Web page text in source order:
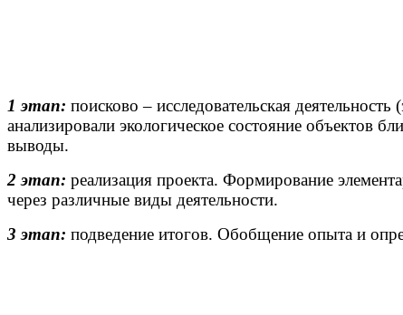
1 этап: поисково – исследовательская
анализировали экологическое состояние объектов
выводы.
2 этап: реализация проекта. Формирование
через различные виды деятельности.
3 этап: подведение итогов. Обобщение опыта и